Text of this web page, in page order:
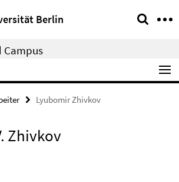
Berlin
Campus
Lyubomir Zhivkov
Zhivkov